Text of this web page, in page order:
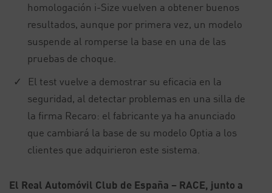
homologación i-Size vuelven a obtener buenos
resultados, aunque por primera vez, un modelo
suspende al romperse la base en una de las
pruebas de choque.
El test vuelve a demostrar su eficacia en la
seguridad, al detectar problemas en una silla de
la firma Recaro: el fabricante ya ha anunciado
que cambiará la base de su modelo Optia a los
clientes que adquirieron este sistema.
El Real Automóvil Club de España – RACE, junto a